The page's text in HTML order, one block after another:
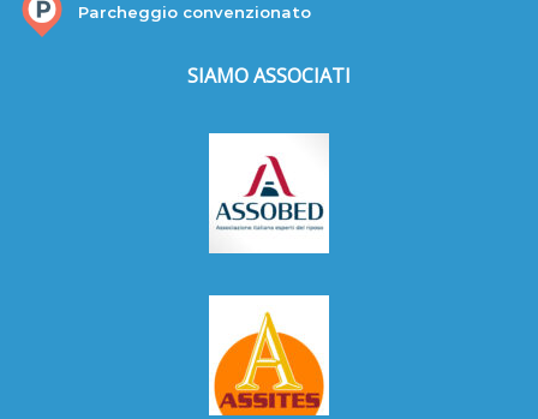
Parcheggio convenzionato
SIAMO ASSOCIATI